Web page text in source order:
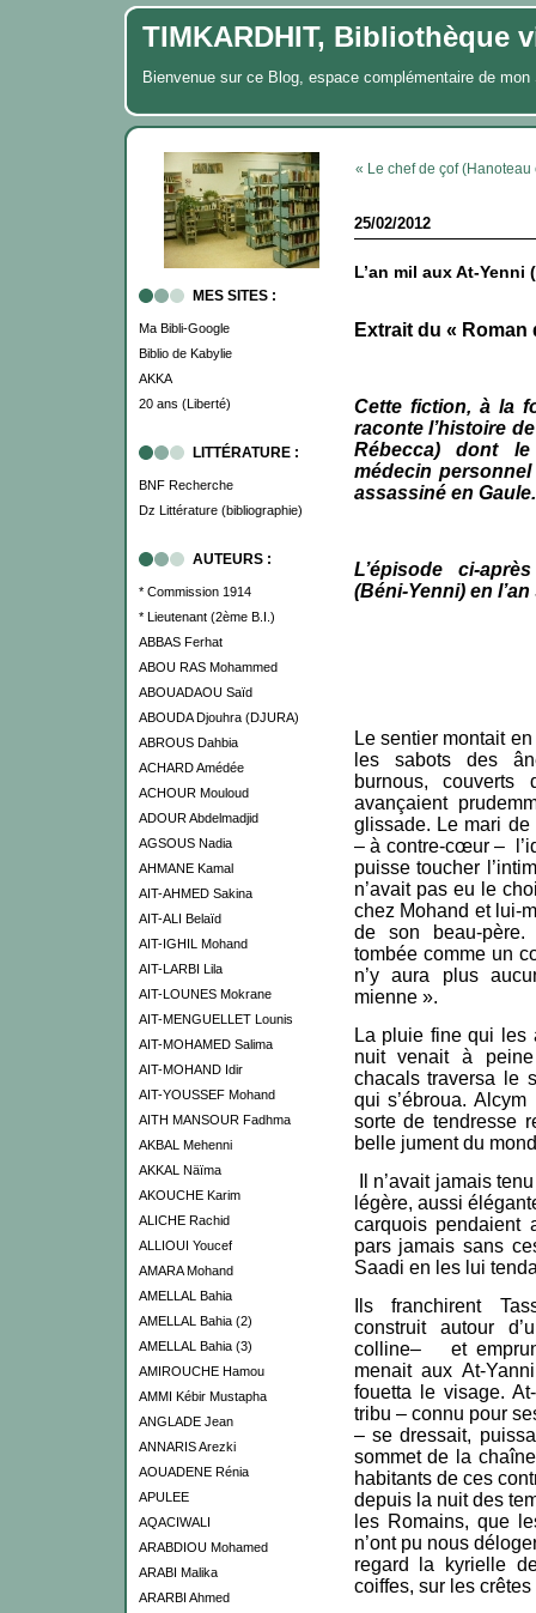
TIMKARDHIT, Bibliothèque
Bienvenue sur ce Blog, espace complémentaire de
MES SITES :
Ma Bibli-Google
Biblio de Kabylie
AKKA
20 ans (Liberté)
LITTÉRATURE :
BNF Recherche
Dz Littérature (bibliographie)
AUTEURS :
* Commission 1914
* Lieutenant (2ème B.I.)
ABBAS Ferhat
ABOU RAS Mohammed
ABOUADAOU Saïd
ABOUDA Djouhra (DJURA)
ABROUS Dahbia
ACHARD Amédée
ACHOUR Mouloud
ADOUR Abdelmadjid
AGSOUS Nadia
AHMANE Kamal
AIT-AHMED Sakina
AIT-ALI Belaïd
AIT-IGHIL Mohand
AIT-LARBI Lila
AIT-LOUNES Mokrane
AIT-MENGUELLET Lounis
AIT-MOHAMED Salima
AIT-MOHAND Idir
AIT-YOUSSEF Mohand
AITH MANSOUR Fadhma
AKBAL Mehenni
AKKAL Näïma
AKOUCHE Karim
ALICHE Rachid
ALLIOUI Youcef
AMARA Mohand
AMELLAL Bahia
AMELLAL Bahia (2)
AMELLAL Bahia (3)
AMIROUCHE Hamou
AMMI Kébir Mustapha
ANGLADE Jean
ANNARIS Arezki
AOUADENE Rénia
APULEE
AQACIWALI
ARABDIOU Mohamed
ARABI Malika
ARARBI Ahmed
« Le chef de çof (Hanoteau
25/02/2012
L’an mil aux At-Yenni
Extrait du « Roman
Cette fiction, à la
raconte l’histoire
Rébecca) dont
médecin
assassiné en Gaule.
L’épisode ci-
(Béni-Yenni) en l’an
Le sentier montait
les sabots des
burnous,
avançaient
glissade. Le mari
– à contre-cœur –
puisse toucher
n’avait pas eu le
chez Mohand et lui-
de son beau-
tombée comme un
n’y aura plus
mienne ».
La pluie fine qui les
nuit venait à
chacals traversa le
qui s’ébroua.
sorte de tendresse
belle jument du
Il n’avait jamais
légère, aussi
carquois
pars jamais sans
Saadi en les lui
Ils franchirent
construit autour
colline– et
menait aux At-
fouetta le visage.
tribu – connu pour
– se dressait,
sommet de la
habitants de ces
depuis la nuit des
les Romains, que
n’ont pu nous
regard la kyrielle
coiffes, sur les crêtes